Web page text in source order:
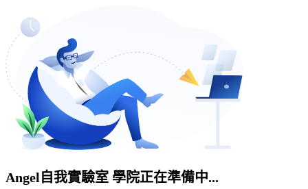
Angel自我實驗室 學院正在準備中...